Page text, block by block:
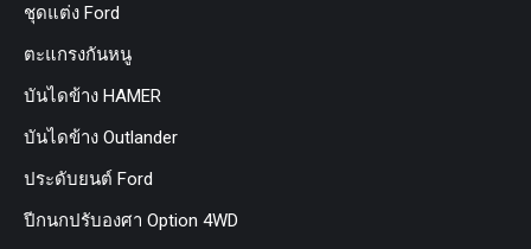
ชุดแต่ง Ford
ตะแกรงกันหนู
บันไดข้าง HAMER
บันไดข้าง Outlander
ประดับยนต์ Ford
ปีกนกปรับองศา Option 4WD